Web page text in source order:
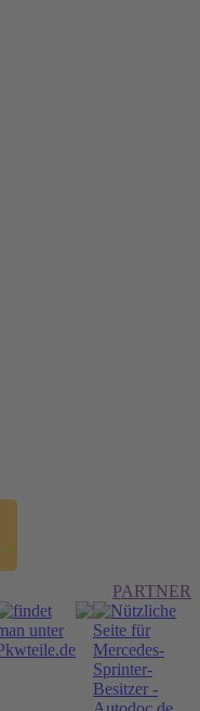
PARTNER